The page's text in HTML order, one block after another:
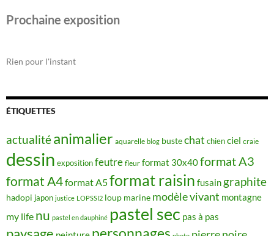
Prochaine exposition
Rien pour l'instant
ÉTIQUETTES
actualitéanimalier aquarelle blog bustechat chienciel craie
dessin expositionfeutre fleur format 30x40format A3
format A4format A5format raisin fusain graphite
hadopi japon justice LOPSSI2 loup marine modèle vivant montagne
my life nu pastel en dauphiné pastel sec pas à pas